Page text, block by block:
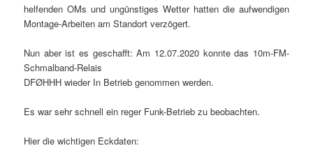
helfenden OMs und ungünstiges Wetter hatten die aufwendigen
Montage-Arbeiten am Standort verzögert.
Nun aber ist es geschafft: Am 12.07.2020 konnte das 10m-FM-
Schmalband-Relais
DFØHHH wieder In Betrieb genommen werden.
Es war sehr schnell ein reger Funk-Betrieb zu beobachten.
Hier die wichtigen Eckdaten: